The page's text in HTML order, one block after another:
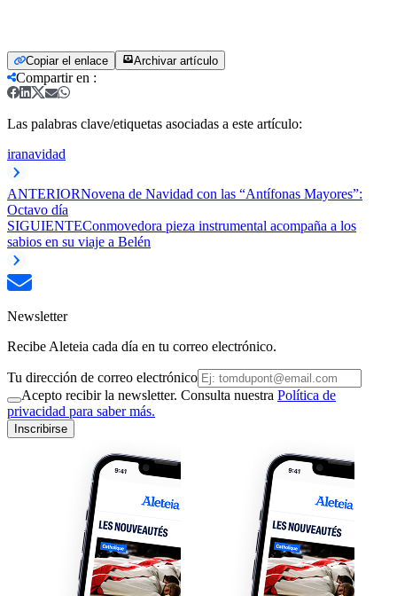
Copiar el enlace Archivar artículo
Compartir en :
Las palabras clave/etiquetas asociadas a este artículo:
iranavidad
ANTERIORNovena de Navidad con las “Antífonas Mayores”:
Octavo día
SIGUIENTEConmovedora pieza instrumental acompaña a los
sabios en su viaje a Belén
Newsletter
Recibe Aleteia cada día en tu correo electrónico.
Tu dirección de correo electrónico
Acepto recibir la newsletter. Consulta nuestra Política de
privacidad para saber más.
Inscribirse